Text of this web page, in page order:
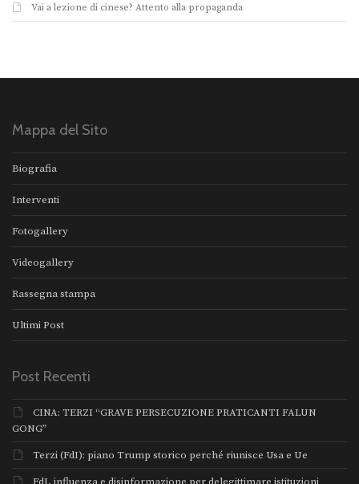
Vai a lezione di cinese? Attento alla propaganda
Mappa del Sito
Biografia
Interventi
Fotogallery
Videogallery
Rassegna stampa
Ultimi Post
Post Recenti
CINA: TERZI “GRAVE PERSECUZIONE PRATICANTI FALUN
GONG”
Terzi (FdI): piano Trump storico perché riunisce Usa e Ue